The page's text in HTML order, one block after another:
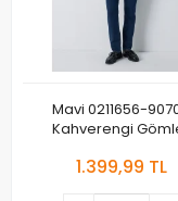
Mavi 0211656-
Kahverengi
1.399,99 TL